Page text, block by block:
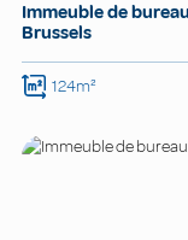
Immeuble de
Brussels
124m²